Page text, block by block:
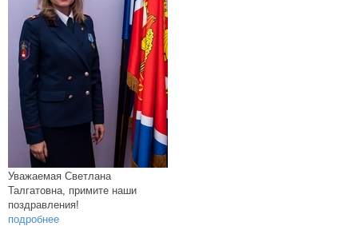
Уважаемая Светлана
Талгатовна, примите наши
поздравления!
подробнее